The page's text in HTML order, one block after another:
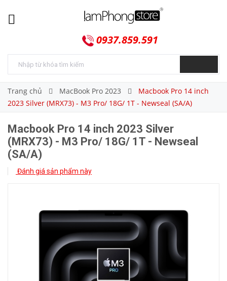
0937.859.591
Trang chủ MacBook Pro 2023
Macbook Pro 14 inch
2023 Silver (MRX73) - M3 Pro/ 18G/ 1T - Newseal (SA/A)
Macbook Pro 14 inch 2023 Silver
(MRX73) - M3 Pro/ 18G/ 1T - Newseal
(SA/A)
Đánh giá sản phẩm này